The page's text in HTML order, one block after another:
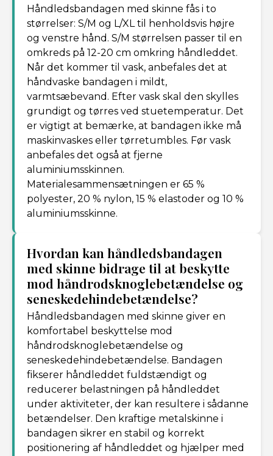
Håndledsbandagen med skinne fås i to
størrelser: S/M og L/XL til henholdsvis højre
og venstre hånd. S/M størrelsen passer til en
omkreds på 12-20 cm omkring håndleddet.
Når det kommer til vask, anbefales det at
håndvaske bandagen i mildt,
varmtsæbevand. Efter vask skal den skylles
grundigt og tørres ved stuetemperatur. Det
er vigtigt at bemærke, at bandagen ikke må
maskinvaskes eller tørretumbles. Før vask
anbefales det også at fjerne
aluminiumsskinnen.
Materialesammensætningen er 65 %
polyester, 20 % nylon, 15 % elastoder og 10 %
aluminiumsskinne.
Hvordan kan håndledsbandagen
med skinne bidrage til at beskytte
mod håndrodsknoglebetændelse og
seneskedehindebetændelse?
Håndledsbandagen med skinne giver en
komfortabel beskyttelse mod
håndrodsknoglebetændelse og
seneskedehindebetændelse. Bandagen
fikserer håndleddet fuldstændigt og
reducerer belastningen på håndleddet
under aktiviteter, der kan resultere i sådanne
betændelser. Den kraftige metalskinne i
bandagen sikrer en stabil og korrekt
positionering af håndleddet og hjælper med